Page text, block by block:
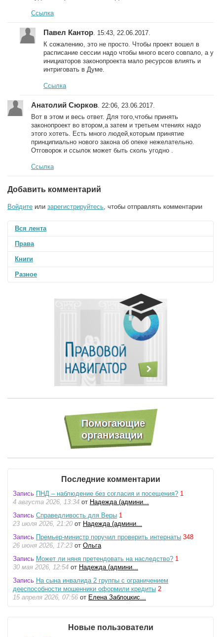
Ссылка
Павел Кантор . 15:43, 22.06.2017.
К сожалению, это не просто. Чтобы проект вошел в
расписание сессии надо чтобы много всего совпало, а у
инициаторов законопроекта мало ресурсов влиять и
интриговать в Думе.
Ссылка
Анатолий Сюрков . 22:06, 23.06.2017.
Вот в этом и весь ответ. Для того,чтобы принять
законопроект во втором,а затем и третьем чтениях надо
этого хотеть. Есть много людей,которым принятие
принципиально нового закона об опеке нежелательно.
Отговорок и ссылок может быть сколь угодно .
Ссылка
Добавить комментарий
Войдите или зарегистрируйтесь , чтобы отправлять комментарии
Вся лента
Права
Книги
Разное
Последние комментарии
Запись ПНД – наблюдение без согласия и посещения? 1
4 августа 2026, 13:34 от Надежда (админи...
Запись Справедливость для Веры 1
23 июля 2026, 21:20 от Надежда (админи...
Запись Премьер-министр поручил проверить интернаты 348
26 июня 2026, 17:23 от Ольга
Запись Может ли няня претендовать на наследство? 1
30 мая 2026, 12:54 от Надежда (админи...
Запись На сына инвалида 2 группы с ограничением
дееспособности мошенники оформили кредиты 2
15 апреля 2026, 07:56 от Елена Заблоцкис...
Новые пользователи